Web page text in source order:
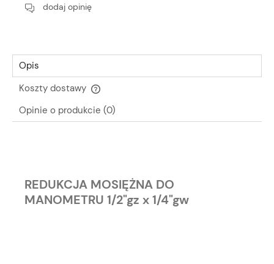
dodaj opinię
Opis
Koszty dostawy
Cena nie zawiera ewentualnych kosztów płatności
Opinie o produkcie (0)
REDUKCJA MOSIĘŻNA DO
MANOMETRU 1/2"gz x 1/4"gw